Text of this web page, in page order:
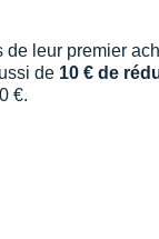
leur premier
de 10 € de
€.